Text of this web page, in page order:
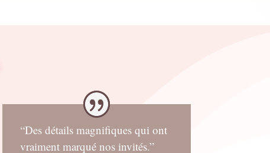
“Des détails magnifiques qui ont
vraiment marqué nos invités.”